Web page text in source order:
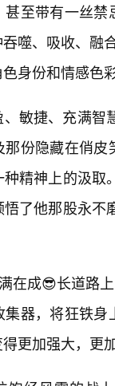
至带有一丝
噬、吸收、融
身份和情感色
敏捷、充满
份隐藏在俏
精神上的汲
了他那股永
在成😎长道路
器，将狂铁
更加强大，更